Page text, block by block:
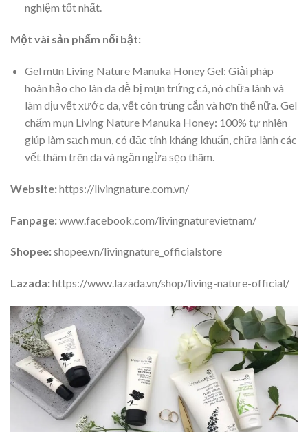
nghiệm tốt nhất.
Một vài sản phẩm nổi bật:
Gel mụn Living Nature Manuka Honey Gel: Giải pháp
hoàn hảo cho làn da dễ bị mụn trứng cá, nó chữa lành và
làm dịu vết xước da, vết côn trùng cắn và hơn thế nữa. Gel
chấm mụn Living Nature Manuka Honey: 100% tự nhiên
giúp làm sạch mụn, có đặc tính kháng khuẩn, chữa lành các
vết thâm trên da và ngăn ngừa sẹo thâm.
Website:https://livingnature.com.vn/
Fanpage:www.facebook.com/livingnaturevietnam/
Shopee:shopee.vn/livingnature_officialstore
Lazada:https://www.lazada.vn/shop/living-nature-official/